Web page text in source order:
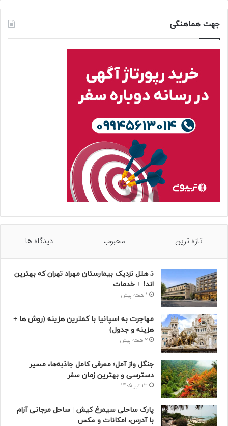
جهت هماهنگی
تازه ترین محبوب دیدگاه ها
5 هتل نزدیک بیمارستان مهراد تهران که بهترین‌
اند! + خدمات
1 هفته پیش
مهاجرت به اسپانیا با کمترین هزینه (روش ها +
هزینه و جدول)
2 هفته پیش
جنگل واز آمل؛ معرفی کامل جاذبه‌ها، مسیر
دسترسی و بهترین زمان سفر
13 تیر 1405
پارک ساحلی سیمرغ کیش | ساحل مرجانی آرام
با آدرس، امکانات و عکس